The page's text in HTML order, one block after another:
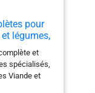
pour
légumes,
et
spécialisés,
Viande et